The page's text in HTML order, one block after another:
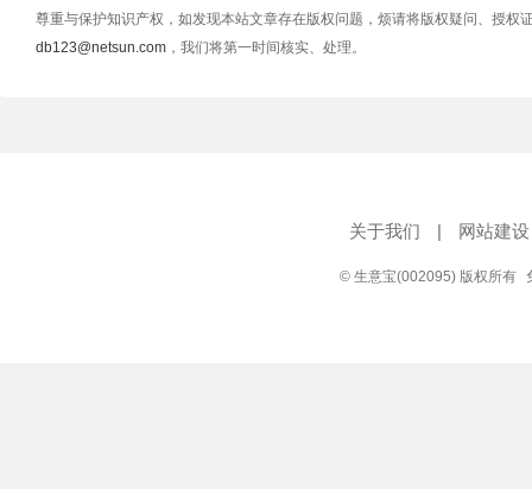
尊重与保护知识产权，如发现本站文章存在版权问题，烦请将版权疑问、授权
db123@netsun.com ，我们将第一时间核实、处理。
关于我们 | 网站建设
© 生意宝(002095) 版权所有